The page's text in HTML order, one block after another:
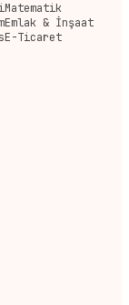
Matematik
Emlak & İnşaat
E-Ticaret